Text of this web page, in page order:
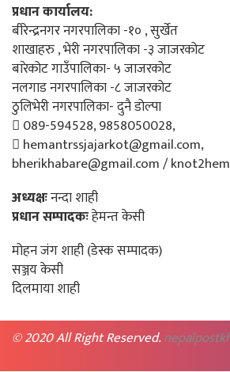
प्रधान कार्यालय:
बीरेन्द्रनगर नगरपालिका -१० , सुर्खेत
शाखाहरु , भेरी नगरपालिका -३ जाजरकोट
बारेकोट गाउँपालिका- ५ जाजरकोट
नलगाड नगरपालिका -८ जाजरकोट
ठुलिभेरी नगरपालिका- दुनै डोल्पा
089-594528, 9858050028,
hemantrssjajarkot@gmail.com,
bherikhabare@gmail.com /
अध्यक्षःनन्दा शाही
प्रधान सम्पादकःहेमन्त केसी
मोहन जंग शाही (डेस्क सम्पादक)
सञ्जय केसी
दिलमाया शाही
© 2020 All Right Reserved.